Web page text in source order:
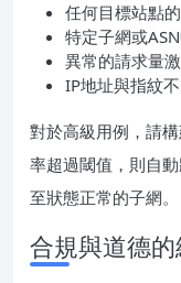
任何目標站點
特定子網或
異常的請求量
IP地址與指紋
對於高級用例，請
率超過閾值，則自
至狀態正常的子網。
合規與道德